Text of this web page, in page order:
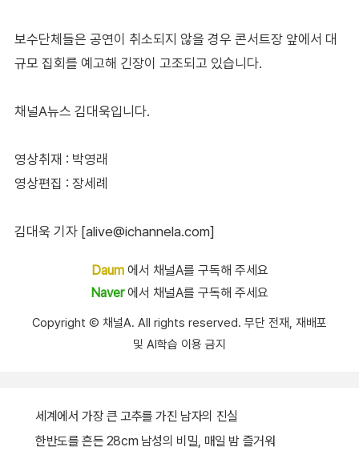
보수단체들은 공연이 취소되지 않을 경우 콘서트장 앞에서 대
규모 집회를 예고해 긴장이 고조되고 있습니다.
채널A뉴스 김대욱입니다.
영상취재 : 박영래
영상편집 : 장세례
김대욱 기자 [alive@ichannela.com]
Daum에서 채널A를 구독해 주세요
Naver에서 채널A를 구독해 주세요
Copyright Ⓒ 채널A. All rights reserved. 무단 전재, 재배포
및 AI학습 이용 금지